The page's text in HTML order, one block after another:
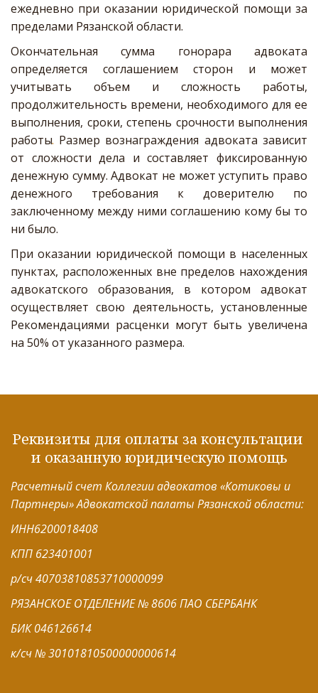
ежедневно при оказании юридической помощи за
пределами Рязанской области.
Окончательная сумма гонорара адвоката
определяется соглашением сторон и может
учитывать объем и сложность работы,
продолжительность времени, необходимого для ее
выполнения, сроки, степень срочности выполнения
работы. Размер вознаграждения адвоката зависит
от сложности дела и составляет фиксированную
денежную сумму. Адвокат не может уступить право
денежного требования к доверителю по
заключенному между ними соглашению кому бы то
ни было.
При оказании юридической помощи в населенных
пунктах, расположенных вне пределов нахождения
адвокатского образования, в котором адвокат
осуществляет свою деятельность, установленные
Рекомендациями расценки могут быть увеличена
на 50% от указанного размера.
Реквизиты для оплаты за консультации
и оказанную юридическую помощь
Расчетный счет Коллегии адвокатов «Котиковы и
Партнеры» Адвокатской палаты Рязанской области:
ИНН6200018408
КПП 623401001
р/сч 40703810853710000099
РЯЗАНСКОЕ ОТДЕЛЕНИЕ № 8606 ПАО СБЕРБАНК
БИК 046126614
к/сч № 30101810500000000614